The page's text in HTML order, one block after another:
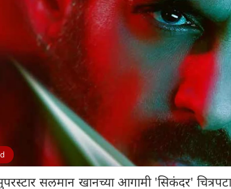
सलमान खानच्या आगामी 'सिकंदर'